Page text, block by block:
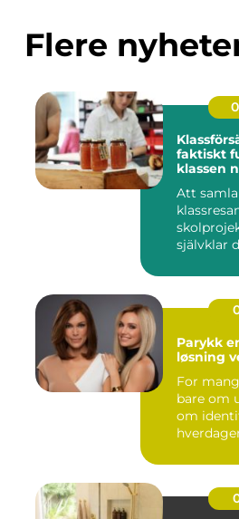
Flere
faktiskt
klassen
Att
självklar
Parykk en praktisk og trygg
løsning
For
bare om
om